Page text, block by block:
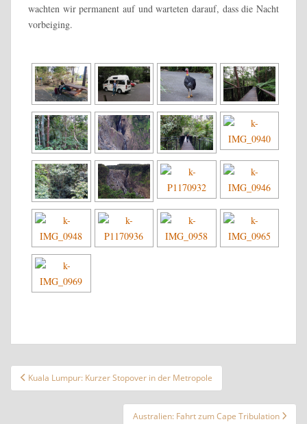
wachten wir permanent auf und warteten darauf, dass die Nacht
vorbeiging.
Beitragsnavigation
Kuala Lumpur: Kurzer Stopover in der Metropole
Australien: Fahrt zum Cape Tribulation